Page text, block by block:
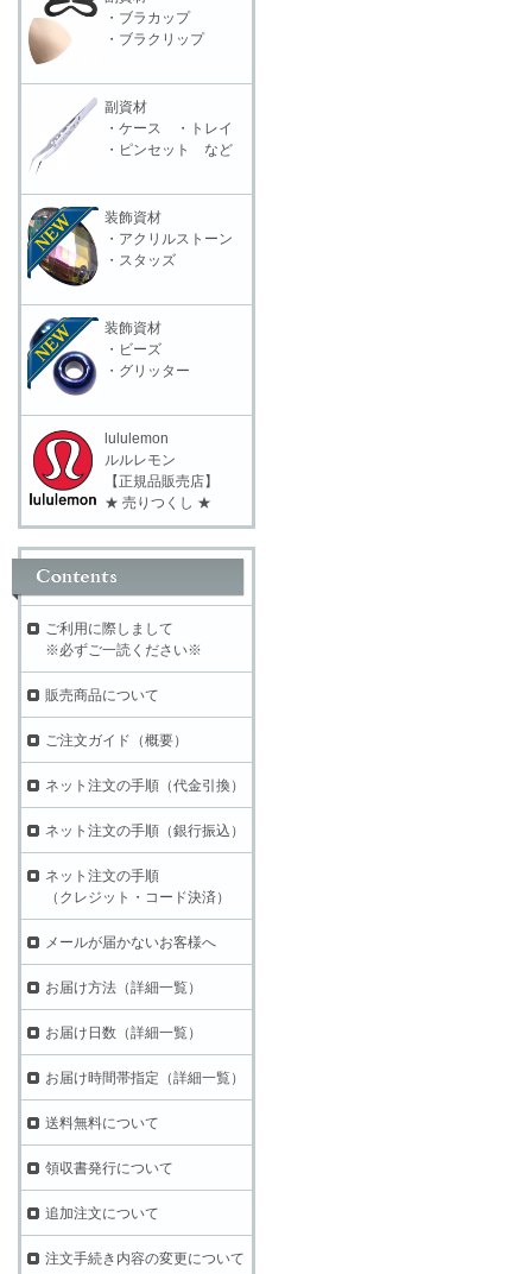
・ブラカップ
・ブラクリップ
副資材
・ケース ・トレイ
・ピンセット など
装飾資材
・アクリルストーン
・スタッズ
装飾資材
・ビーズ
・グリッター
lululemon
ルルレモン
【正規品販売店】
★ 売りつくし ★
ご利用に際しまして
※必ずご一読ください※
販売商品について
ご注文ガイド（概要）
ネット注文の手順（代金引換）
ネット注文の手順（銀行振込）
ネット注文の手順
（クレジット・コード決済）
メールが届かないお客様へ
お届け方法（詳細一覧）
お届け日数（詳細一覧）
お届け時間帯指定（詳細一覧）
送料無料について
領収書発行について
追加注文について
注文手続き内容の変更について